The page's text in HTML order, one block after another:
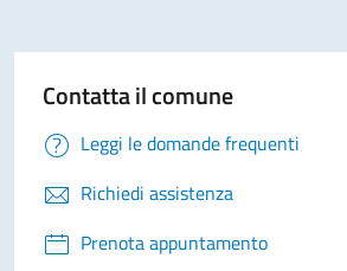
Contatta il comune
Leggi le domande frequenti
Richiedi assistenza
Prenota appuntamento